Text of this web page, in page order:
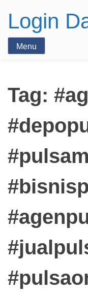
Login
Menu
Tag: